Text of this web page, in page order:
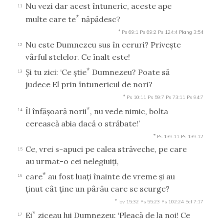
11
Nu vezi dar acest întuneric, aceste ape
multe care te* năpădesc?
* Ps 69:1 Ps 69:2 Ps 124:4 Plang 3:54
12
Nu este Dumnezeu sus în ceruri? Priveşte
vârful stelelor. Ce înalt este!
13 Şi tu zici: ‘Ce ştie* Dumnezeu? Poate să
judece El prin întunericul de nori?
* Ps 10:11 Ps 59:7 Ps 73:11 Ps 94:7
14 Îl înfăşoară norii*, nu vede nimic, bolta
cerească abia dacă o străbate!’
* Ps 139:11 Ps 139:12
15
Ce, vrei s-apuci pe calea străveche, pe care
au urmat-o cei nelegiuiţi,
16 care* au fost luaţi înainte de vreme şi au
ţinut cât ţine un pârâu care se scurge?
* Iov 15:32 Ps 55:23 Ps 102:24 Ecl 7:17
17 Ei* ziceau lui Dumnezeu: ‘Pleacă de la noi! Ce